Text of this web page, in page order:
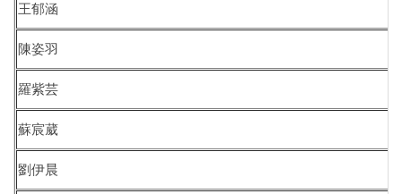
我要捐贈
校友留言版
王郁涵
陳姿羽
羅紫芸
蘇宸葳
劉伊晨